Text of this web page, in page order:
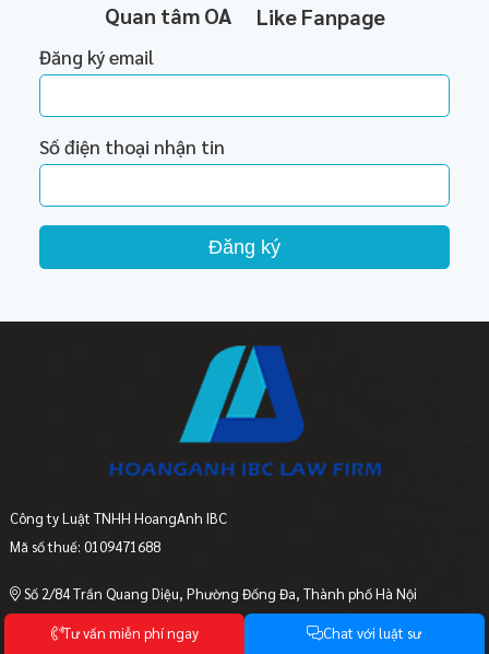
Quan tâm OA Like Fanpage
Đăng ký email
Số điện thoại nhận tin
Đăng ký
Công ty Luật TNHH HoangAnh IBC
Mã số thuế: 0109471688
Số 2/84 Trần Quang Diệu, Phường Đống Đa, Thành phố Hà Nội
0908 308 123
Tưvấn miễn phíngay Chat với luật sư